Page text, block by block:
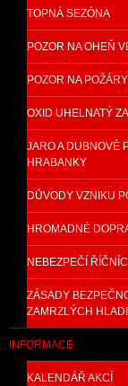
TOPNÁ SEZÓNA
POZOR NA OHEŇ
POZOR NA
OXID UHELNATÝ
JARO A DUBNOVÉ
HRABANKY
DŮVODY VZNIKU
HROMADNÉ
NEBEZPEČÍ
ZÁSADY
ZAMRZLÝCH
INFORMACE
KALENDÁŘ AKCÍ